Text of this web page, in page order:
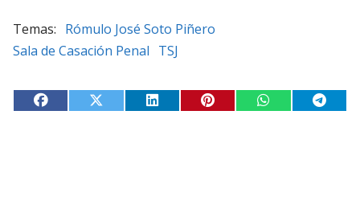
Rómulo José Soto Piñero
Sala de Casación Penal TSJ